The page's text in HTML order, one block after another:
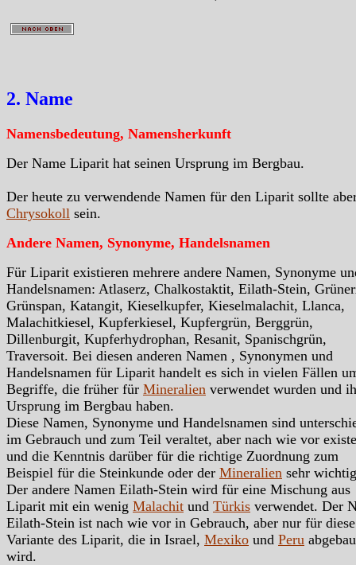
2. Name
Namensbedeutung, Namensherkunft
Der Name Liparit hat seinen Ursprung im Bergbau.
Der heute zu verwendende Namen für den Liparit sollte
Chrysokoll sein.
Andere Namen, Synonyme, Handelsnamen
Für Liparit existieren mehrere andere Namen, Synonyme
Handelsnamen: Atlaserz, Chalkostaktit, Eilath-Stein,
Grünspan, Katangit, Kieselkupfer, Kieselmalachit, Llanca,
Malachitkiesel, Kupferkiesel, Kupfergrün, Berggrün,
Dillenburgit, Kupferhydrophan, Resanit, Spanischgrün,
Traversoit. Bei diesen anderen Namen , Synonymen und
Handelsnamen für Liparit handelt es sich in vielen Fällen
Begriffe, die früher für Mineralien verwendet wurden und
Ursprung im Bergbau haben.
Diese Namen, Synonyme und Handelsnamen sind
im Gebrauch und zum Teil veraltet, aber nach wie vor
und die Kenntnis darüber für die richtige Zuordnung zum
Beispiel für die Steinkunde oder der Mineralien sehr
Der andere Namen Eilath-Stein wird für eine Mischung aus
Liparit mit ein wenig Malachit und Türkis verwendet. Der
Eilath-Stein ist nach wie vor in Gebrauch, aber nur für diese
Variante des Liparit, die in Israel, Mexiko und Peru
wird.